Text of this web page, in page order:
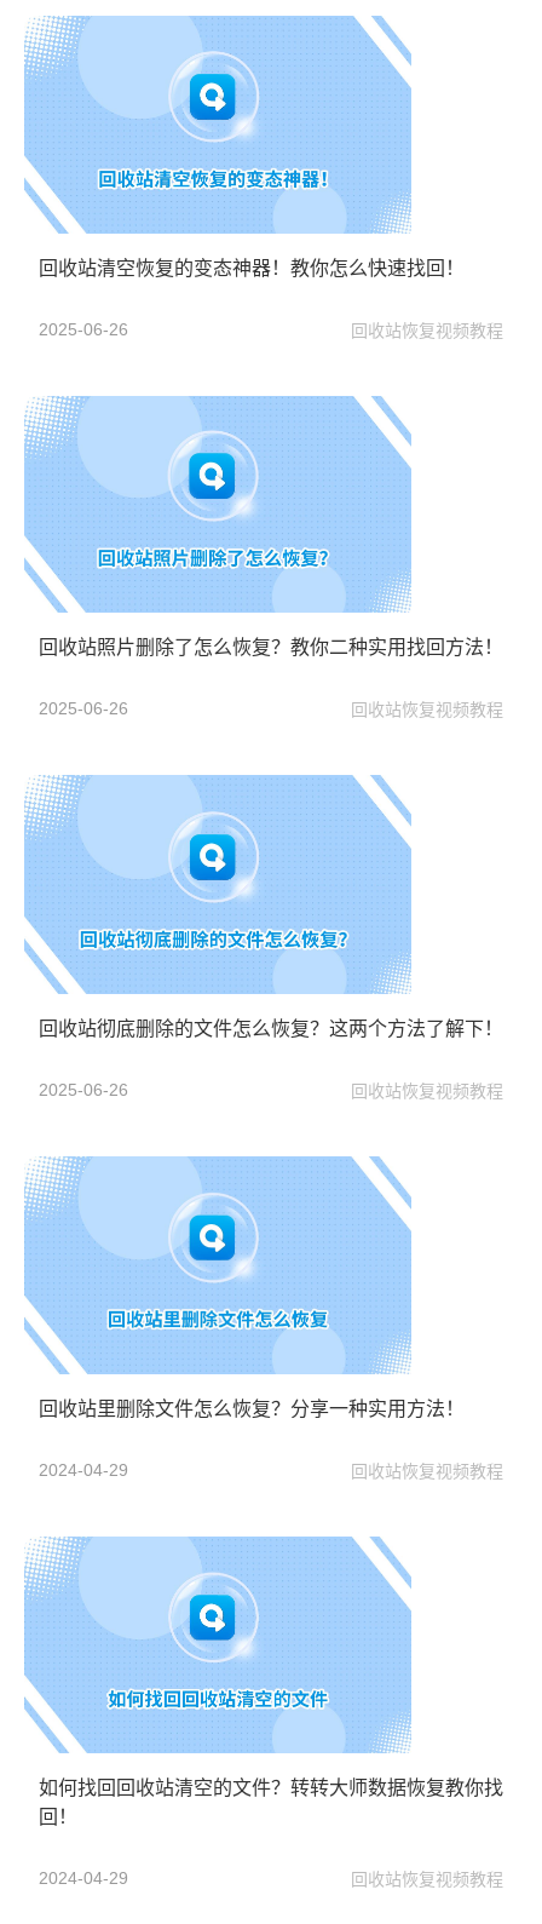
回收站清空恢复的变态神器！教你怎么快速找回！
2025-06-26 回收站恢复视频教程
回收站照片删除了怎么恢复？教你二种实用找回方法！
2025-06-26 回收站恢复视频教程
回收站彻底删除的文件怎么恢复？这两个方法了解下！
2025-06-26 回收站恢复视频教程
回收站里删除文件怎么恢复？分享一种实用方法！
2024-04-29 回收站恢复视频教程
如何找回回收站清空的文件？转转大师数据恢复教你找
回！
2024-04-29 回收站恢复视频教程